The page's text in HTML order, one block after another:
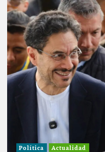
Política Actualidad